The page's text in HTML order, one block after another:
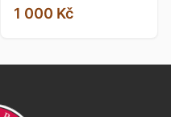
1 000 Kč